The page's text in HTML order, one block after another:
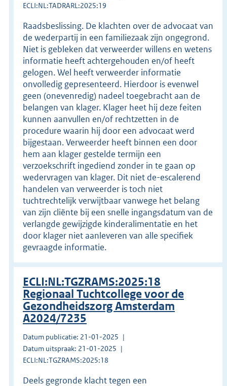
ECLI:NL:TADRARL:2025:19
Raadsbeslissing. De klachten over de advocaat van
de wederpartij in een familiezaak zijn ongegrond.
Niet is gebleken dat verweerder willens en wetens
informatie heeft achtergehouden en/of heeft
gelogen. Wel heeft verweerder informatie
onvolledig gepresenteerd. Hierdoor is evenwel
geen (onevenredig) nadeel toegebracht aan de
belangen van klager. Klager heet hij deze feiten
kunnen aanvullen en/of rechtzetten in de
procedure waarin hij door een advocaat werd
bijgestaan. Verweerder heeft binnen een door
hem aan klager gestelde termijn een
verzoekschrift ingediend zonder in te gaan op
wedervragen van klager. Dit niet de-escalerend
handelen van verweerder is toch niet
tuchtrechtelijk verwijtbaar vanwege het belang
van zijn cliënte bij een snelle ingangsdatum van de
verlangde gewijzigde kinderalimentatie en het
door klager niet aanleveren van alle specifiek
gevraagde informatie.
ECLI:NL:TGZRAMS:2025:18
Regionaal Tuchtcollege voor de
Gezondheidszorg Amsterdam
A2024/7235
Datum publicatie: 21-01-2025
Datum uitspraak: 21-01-2025
ECLI:NL:TGZRAMS:2025:18
Deels gegronde klacht tegen een